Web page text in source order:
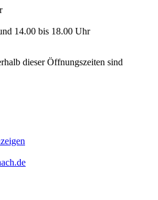
14.00 bis 18.00 Uhr
dieser Öffnungszeiten sind